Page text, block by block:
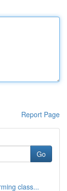
Report Page
Go
class...